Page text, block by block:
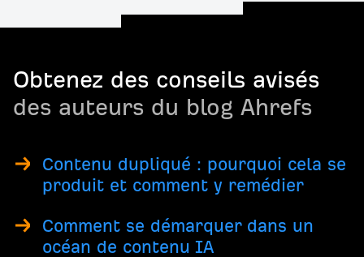
Obtenez des conseils avisés
des auteurs du blog Ahrefs
Contenu dupliqué : pourquoi cela se
produit et comment y remédier
Comment se démarquer dans un
océan de contenu IA